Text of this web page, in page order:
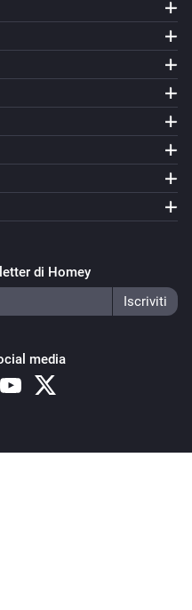
di Homey
media